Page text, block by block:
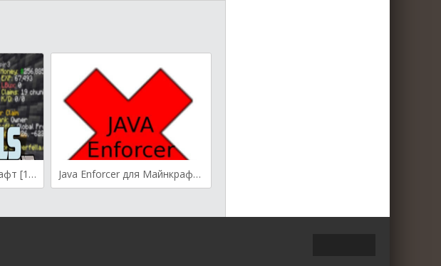
CMD Utils для Майнкрафт [1.20.4, 1.20.3] Java Enforcer для Майнкрафт [1.7.10, 1.8.9, 1.9]